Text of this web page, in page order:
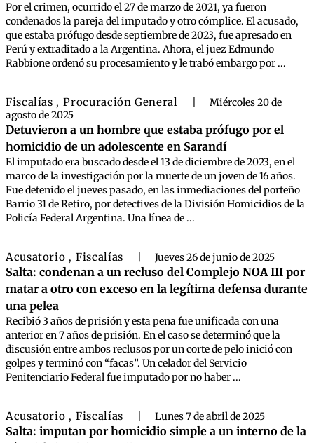
Por el crimen, ocurrido el 27 de marzo de 2021, ya fueron
condenados la pareja del imputado y otro cómplice. El acusado,
que estaba prófugo desde septiembre de 2023, fue apresado en
Perú y extraditado a la Argentina. Ahora, el juez Edmundo
Rabbione ordenó su procesamiento y le trabó embargo por ...
Fiscalías , Procuración General
Miércoles 20 de
agosto de 2025
Detuvieron a un hombre que estaba prófugo por el
homicidio de un adolescente en Sarandí
El imputado era buscado desde el 13 de diciembre de 2023, en el
marco de la investigación por la muerte de un joven de 16 años.
Fue detenido el jueves pasado, en las inmediaciones del porteño
Barrio 31 de Retiro, por detectives de la División Homicidios de la
Policía Federal Argentina. Una línea de ...
Acusatorio , Fiscalías Jueves 26 de junio de 2025
Salta: condenan a un recluso del Complejo NOA III por
matar a otro con exceso en la legítima defensa durante
una pelea
Recibió 3 años de prisión y esta pena fue unificada con una
anterior en 7 años de prisión. En el caso se determinó que la
discusión entre ambos reclusos por un corte de pelo inició con
golpes y terminó con “facas”. Un celador del Servicio
Penitenciario Federal fue imputado por no haber ...
Acusatorio , Fiscalías Lunes 7 de abril de 2025
Salta: imputan por homicidio simple a un interno de la